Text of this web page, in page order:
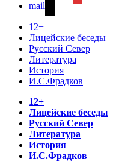
mail
12+
Лицейские беседы
Русский Север
Литература
История
И.С.Фрадков
12+
Лицейские беседы
Русский Север
Литература
История
И.С.Фрадков